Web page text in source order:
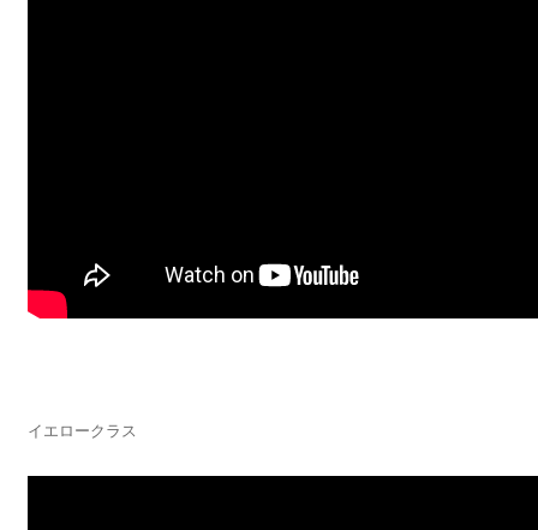
イエロークラス